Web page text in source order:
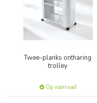
Twee-planks ontharing
trolley
Op voorraad